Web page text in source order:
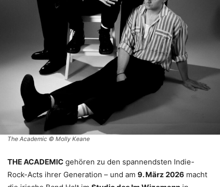
The Academic © Molly Keane
THE ACADEMIC gehören zu den spannendsten Indie-
Rock-Acts ihrer Generation – und am 9. März 2026 macht